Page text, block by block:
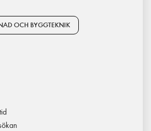
OCH BYGGTEKNIK